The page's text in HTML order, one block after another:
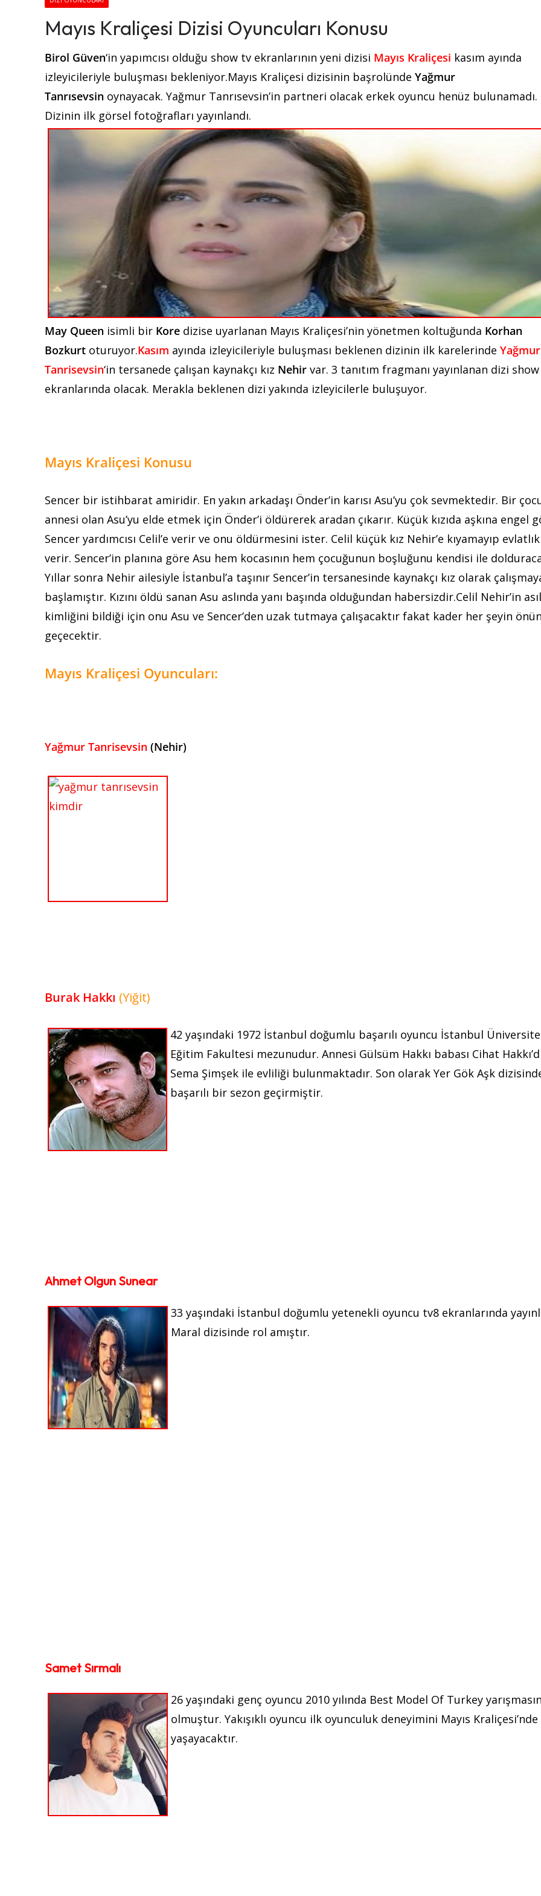
Mayıs Kraliçesi Dizisi Oyuncuları Konusu
Birol Güven‘in yapımcısı olduğu show tv ekranlarının yeni dizisi Mayıs Kraliçesi kasım ayında
izleyicileriyle buluşması bekleniyor.Mayıs Kraliçesi dizisinin başrolünde Yağmur
Tanrısevsin oynayacak. Yağmur Tanrısevsin’in partneri olacak erkek oyuncu henüz bulunamadı.
Dizinin ilk görsel fotoğrafları yayınlandı.
May Queen isimli bir Kore dizise uyarlanan Mayıs Kraliçesi’nin yönetmen koltuğunda Korhan
Bozkurt oturuyor.Kasım ayında izleyicileriyle buluşması beklenen dizinin ilk karelerinde Yağmur
Tanrisevsin‘in tersanede çalışan kaynakçı kız Nehir var. 3 tanıtım fragmanı yayınlanan dizi
ekranlarında olacak. Merakla beklenen dizi yakında izleyicilerle buluşuyor.
Mayıs Kraliçesi Konusu
Sencer bir istihbarat amiridir. En yakın arkadaşı Önder’in karısı Asu’yu çok sevmektedir. Bir
annesi olan Asu’yu elde etmek için Önder’i öldürerek aradan çıkarır. Küçük kızıda aşkına engel
Sencer yardımcısı Celil’e verir ve onu öldürmesini ister. Celil küçük kız Nehir’e kıyamayıp evlatlık
verir. Sencer’in planına göre Asu hem kocasının hem çocuğunun boşluğunu kendisi ile
Yıllar sonra Nehir ailesiyle İstanbul’a taşınır Sencer’in tersanesinde kaynakçı kız olarak
başlamıştır. Kızını öldü sanan Asu aslında yanı başında olduğundan habersizdir.Celil Nehir’in asıl
kimliğini bildiği için onu Asu ve Sencer’den uzak tutmaya çalışacaktır fakat kader her şeyin
geçecektir.
Mayıs Kraliçesi Oyuncuları:
Yağmur Tanrisevsin (Nehir)
Burak Hakkı (Yiğit)
42 yaşındaki 1972 İstanbul doğumlu başarılı oyuncu İstanbul
Eğitim Fakultesi mezunudur. Annesi Gülsüm Hakkı babası Cihat
Sema Şimşek ile evliliği bulunmaktadır. Son olarak Yer Gök Aşk
başarılı bir sezon geçirmiştir.
Ahmet Olgun Sunear
33 yaşındaki İstanbul doğumlu yetenekli oyuncu tv8 ekranlarında
Maral dizisinde rol amıştır.
Samet Sırmalı
26 yaşındaki genç oyuncu 2010 yılında Best Model Of Turkey
olmuştur. Yakışıklı oyuncu ilk oyunculuk deneyimini Mayıs Kraliçesi’nde
yaşayacaktır.